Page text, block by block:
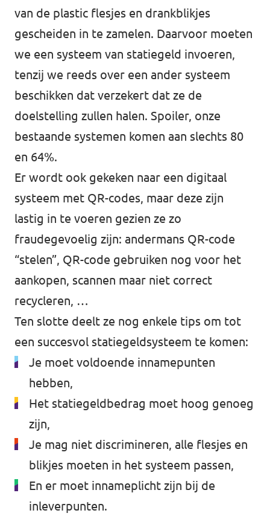
van de plastic flesjes en drankblikjes
gescheiden in te zamelen. Daarvoor moeten
we een systeem van statiegeld invoeren,
tenzij we reeds over een ander systeem
beschikken dat verzekert dat ze de
doelstelling zullen halen. Spoiler, onze
bestaande systemen komen aan slechts 80
en 64%.
Er wordt ook gekeken naar een digitaal
systeem met QR-codes, maar deze zijn
lastig in te voeren gezien ze zo
fraudegevoelig zijn: andermans QR-code
“stelen”, QR-code gebruiken nog voor het
aankopen, scannen maar niet correct
recycleren, …
Ten slotte deelt ze nog enkele tips om tot
een succesvol statiegeldsysteem te komen:
Je moet voldoende innamepunten
hebben,
Het statiegeldbedrag moet hoog genoeg
zijn,
Je mag niet discrimineren, alle flesjes en
blikjes moeten in het systeem passen,
En er moet innameplicht zijn bij de
inleverpunten.